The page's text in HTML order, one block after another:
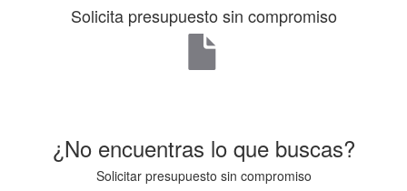
Solicita presupuesto sin compromiso
¿No encuentras lo que buscas?
Solicitar presupuesto sin compromiso